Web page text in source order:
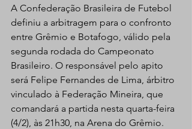
A Confederação Brasileira de Futebol
definiu a arbitragem para o confronto
entre Grêmio e Botafogo, válido pela
segunda rodada do Campeonato
Brasileiro. O responsável pelo apito
será Felipe Fernandes de Lima, árbitro
vinculado à Federação Mineira, que
comandará a partida nesta quarta-feira
(4/2), às 21h30, na Arena do Grêmio.